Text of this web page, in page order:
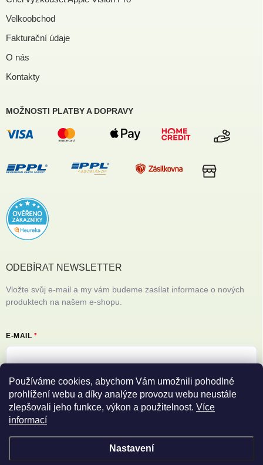
Používáme cookies, abychom Vám umožnili pohodlné
prohlížení webu a díky analýze provozu webu neustále
zlepšovali jeho funkce, výkon a použitelnost. Více
informací
Nastavení
Velkoobchod
Fakturační údaje
O nás
Kontakty
MOŽNOSTI PLATBY A DOPRAVY
ODEBÍRAT NEWSLETTER
Vložte svůj e-mail a my vám budeme zasílat informace o nových
produktech na našem e-shopu.
E-MAIL
Vložením e-mailu souhlasíte spodmínkami ochrany osobních údajů
Přihlásit se